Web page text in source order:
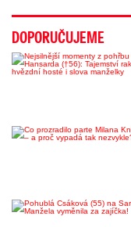
DOPORUČUJEME